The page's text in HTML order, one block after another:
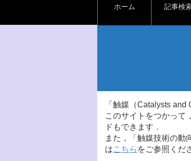
ホーム 記事検
「触媒（Catalysts
このサイトをつかって
ドもできます．
また，「触媒技術の動
はこちら をご参照くだ